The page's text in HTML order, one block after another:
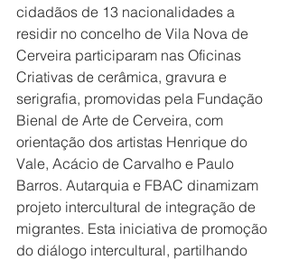
cidadãos de 13 nacionalidades a
residir no concelho de Vila Nova de
Cerveira participaram nas Oficinas
Criativas de cerâmica, gravura e
serigrafia, promovidas pela Fundação
Bienal de Arte de Cerveira, com
orientação dos artistas Henrique do
Vale, Acácio de Carvalho e Paulo
Barros. Autarquia e FBAC dinamizam
projeto intercultural de integração de
migrantes. Esta iniciativa de promoção
do diálogo intercultural, partilhando